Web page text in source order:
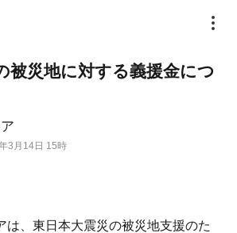
3月14日 15時
被災地に対する義援金につ
は、東日本大震災の被災地支援のた